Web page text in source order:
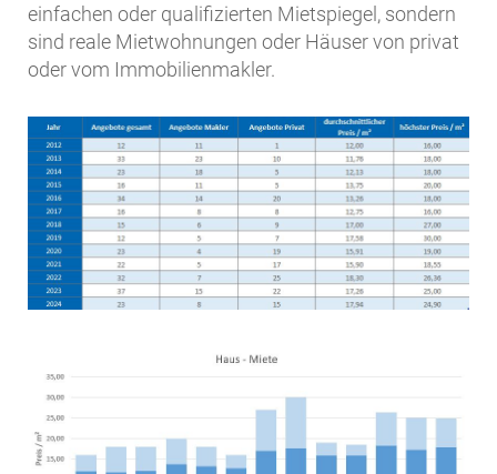
einfachen oder qualifizierten Mietspiegel, sondern
sind reale Mietwohnungen oder Häuser von privat
oder vom Immobilienmakler.